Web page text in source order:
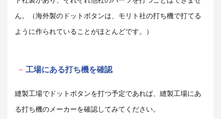
ん。（海外製のドットボタンは、モリト社の打ち機で打てる
ように作られていることがほとんどです。）
工場にある打ち機を確認
縫製工場でドットボタンを打つ予定であれば、縫製工場にあ
る打ち機のメーカーを確認してみてください。